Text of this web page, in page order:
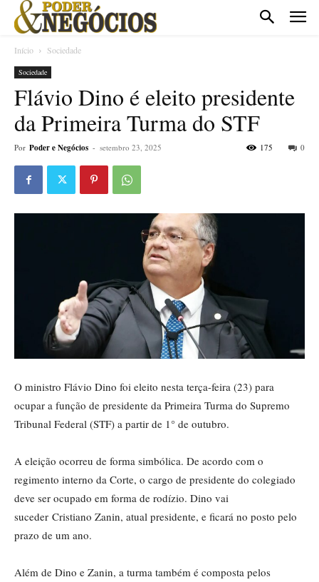
Início Sociedade
Sociedade
Flávio Dino é eleito presidente
da Primeira Turma do STF
Por Poder e Negócios - setembro 23, 2025 0
175
O ministro Flávio Dino foi eleito nesta terça-feira (23) para
ocupar a função de presidente da Primeira Turma do Supremo
Tribunal Federal (STF) a partir de 1° de outubro.
A eleição ocorreu de forma simbólica. De acordo com o
regimento interno da Corte, o cargo de presidente do colegiado
deve ser ocupado em forma de rodízio. Dino vai
suceder Cristiano Zanin, atual presidente, e ficará no posto pelo
prazo de um ano.
Além de Dino e Zanin, a turma também é composta pelos